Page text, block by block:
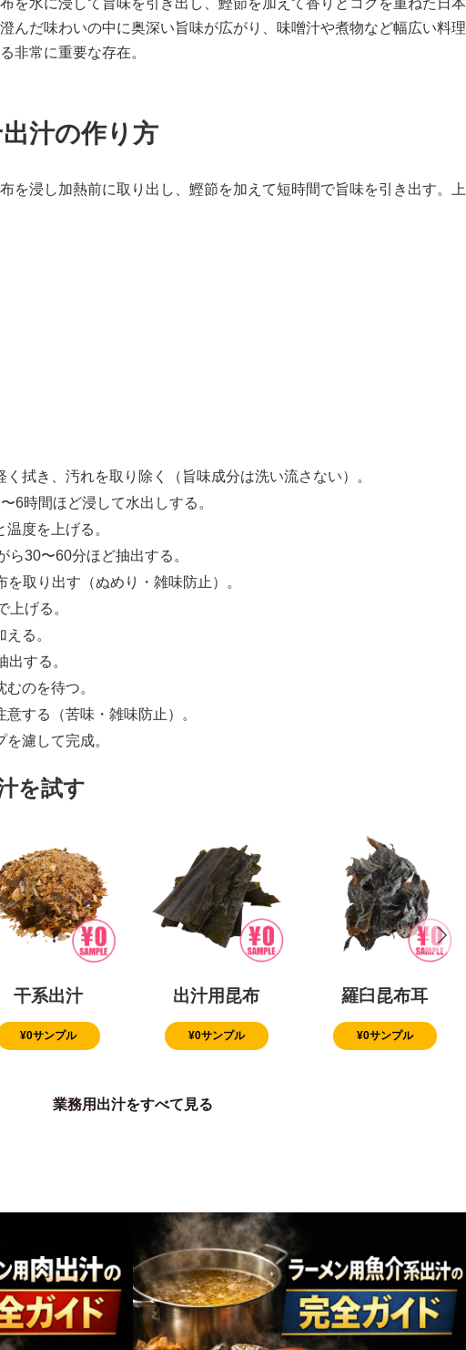
を水に浸して旨味を引き出し、鰹節を加えて香りとコクを重ねた日本
んだ味わいの中に奥深い旨味が広がり、味噌汁や煮物など幅広い料理
非常に重要な存在。
汁の作り方
を浸し加熱前に取り出し、鰹節を加えて短時間で旨味を引き出す。上
拭き、汚れを取り除く（旨味成分は洗い流さない）。
6時間ほど浸して水出しする。
度を上げる。
30〜60分ほど抽出する。
取り出す（ぬめり・雑味防止）。
げる。
る。
する。
のを待つ。
する（苦味・雑味防止）。
濾して完成。
を試す
干系出汁
¥0サンプル
出汁用昆布
¥0サンプル
羅臼昆布耳
¥0サンプル
業務用出汁をすべて見る